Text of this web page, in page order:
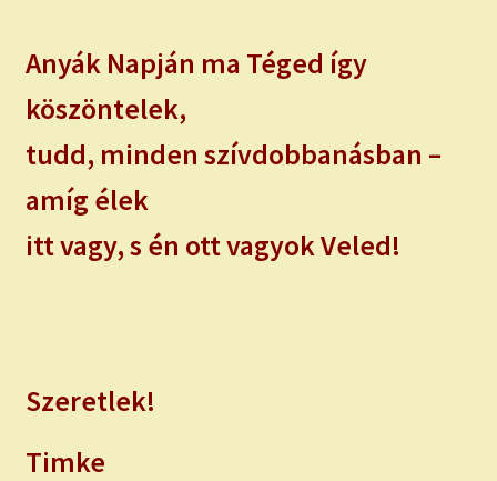
Anyák Napján ma Téged így
köszöntelek,
tudd, minden szívdobbanásban –
amíg élek
itt vagy, s én ott vagyok Veled!
Szeretlek!
Timke